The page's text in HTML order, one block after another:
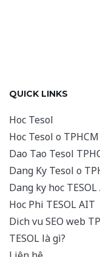
QUICK LINKS
Hoc Tesol
Hoc Tesol o TPHCM
Dao Tao Tesol
Dang Ky Tesol o
Dang ky hoc TESOL
Hoc Phi TESOL AIT
Dich vu SEO web
TESOL là gì?